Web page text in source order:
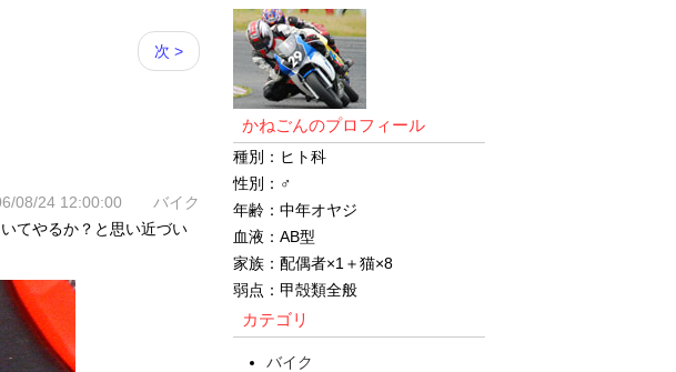
次 >
08/24 12:00:00 バイク
てやるか？と思い近づい
かねごんのプロフィール
種別：ヒト科
性別：♂
年齢：中年オヤジ
血液：AB型
家族：配偶者×1＋猫×8
弱点：甲殻類全般
カテゴリ
バイク